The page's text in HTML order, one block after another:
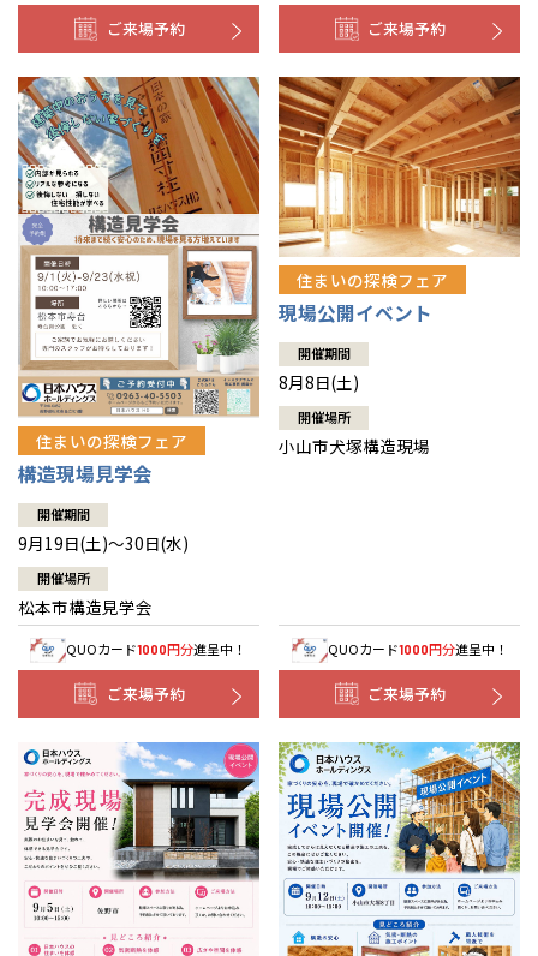
ご来場予約 ご来場予約
住まいの探検フェア
構造現場見学会
開催期間
9月19日(土)～30日(水)
開催場所
松本市構造見学会
QUOカード1000円分進呈中！
ご来場予約
住まいの探検フェア
現場公開イベント
開催期間
8月8日(土)
開催場所
小山市犬塚構造現場
QUOカード1000円分進呈中！
ご来場予約